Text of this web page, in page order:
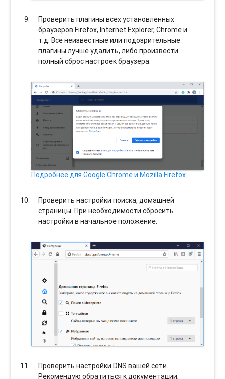
Проверить плагины всех установленных
браузеров Firefox, Internet Explorer, Chrome и
т.д. Все неизвестные или подозрительные
плагины лучше удалить, либо произвести
полный сброс настроек браузера.
Подробнее для Google Chrome и Mozilla Firefox…
Проверить настройки поиска, домашней
страницы. При необходимости сбросить
настройки в начальное положение.
Проверить настройки DNS вашей сети.
Рекомендую обратиться к документации,